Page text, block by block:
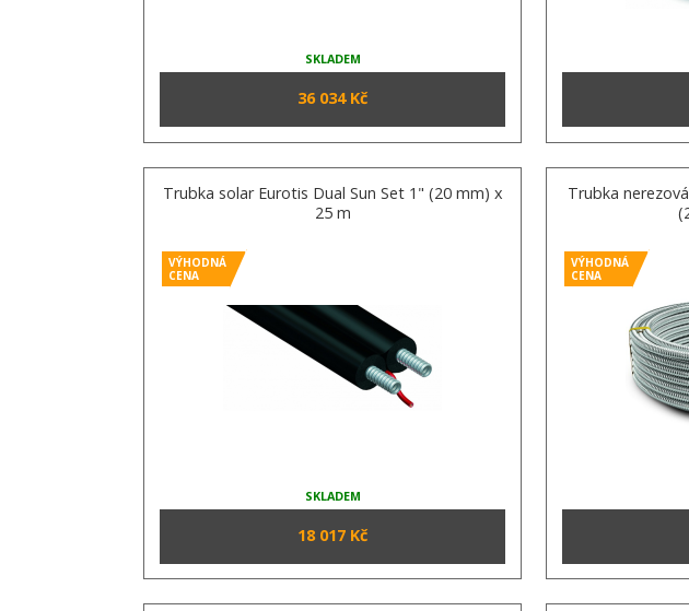
SKLADEM
36 034 Kč
Trubka solar Eurotis Dual Sun Set 1" (20 mm) x
25 m
VÝHODNÁ
CENA
SKLADEM
18 017 Kč
Trubka
VÝHODNÁ
CENA